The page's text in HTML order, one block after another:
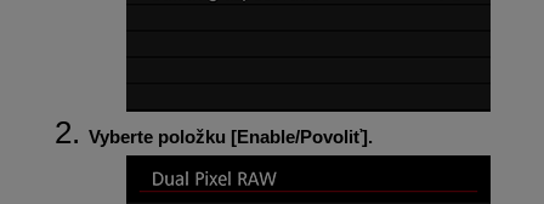
Vyberte položku [Enable/Povoliť].